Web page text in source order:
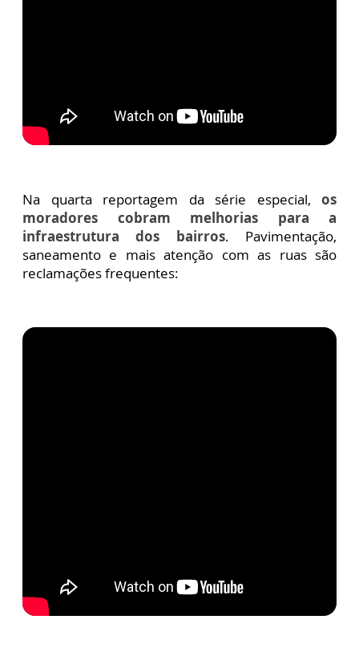
Na quarta reportagem da série especial, os
moradores cobram melhorias para a
infraestrutura dos bairros. Pavimentação,
saneamento e mais atenção com as ruas são
reclamações frequentes: